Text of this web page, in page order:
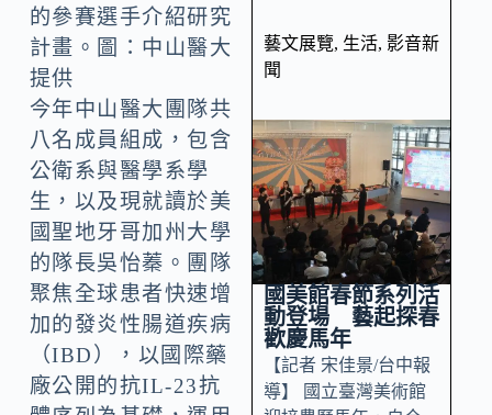
的參賽選手介紹研究
計畫。圖：中山醫大
提供
今年中山醫大團隊共
八名成員組成，包含
公衛系與醫學系學
生，以及現就讀於美
國聖地牙哥加州大學
的隊長吳怡蓁。團隊
聚焦全球患者快速增
加的發炎性腸道疾病
（IBD），以國際藥
廠公開的抗IL-23抗
藝文展覽, 生活, 影音新
聞
國美館春節系列活
動登場 藝起探春
歡慶馬年
【記者 宋佳景/台中報
導】 國立臺灣美術館